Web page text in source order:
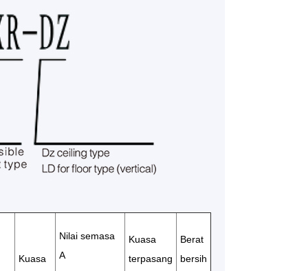
Kuasa
Nilai semasa
A
Kuasa
terpasang
Berat
bersih